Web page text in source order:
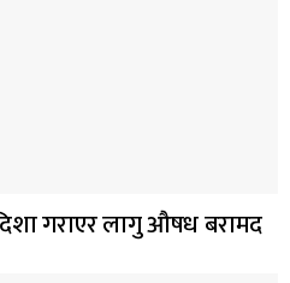
गराएर लागु औषध बरामद